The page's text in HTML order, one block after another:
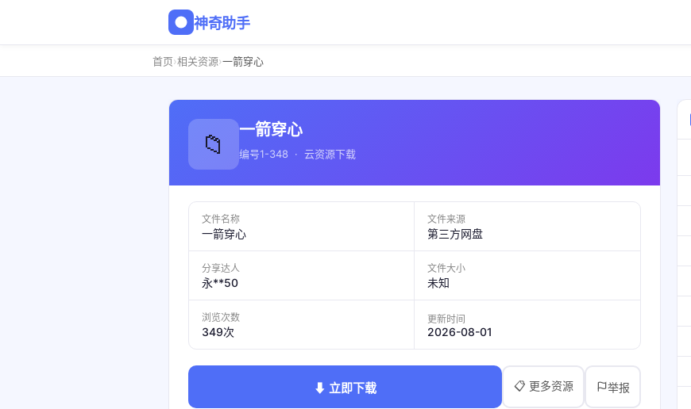
神奇助手
首页›相关资源›一箭穿心
📁 一箭穿心
编号1-348 · 云资源下载
文件名称
一箭穿心
文件来源
第三方网盘
分享达人
永**50
文件大小
未知
浏览次数
349次
更新时间
2026-08-01
⬇ 立即下载 📋 更多资源 举报